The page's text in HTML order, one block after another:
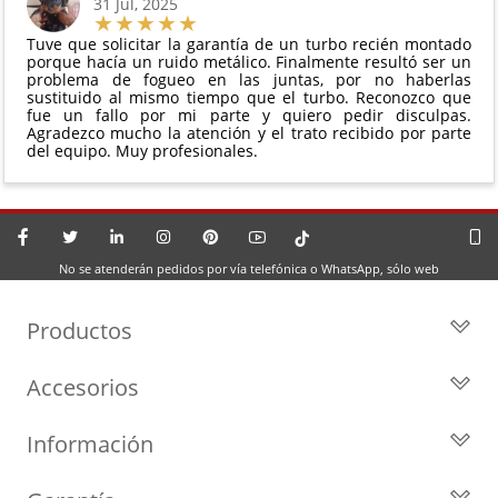
Tuve que solicitar la garantía de un turbo recién montado
porque hacía un ruido metálico. Finalmente resultó ser un
problema de fogueo en las juntas, por no haberlas
sustituido al mismo tiempo que el turbo. Reconozco que
fue un fallo por mi parte y quiero pedir disculpas.
Agradezco mucho la atención y el trato recibido por parte
del equipo. Muy profesionales.
No se atenderán pedidos por vía telefónica o WhatsApp, sólo web
Productos
Turbos por Marca
Cartuchos
Accesorios
Geometrías
Información